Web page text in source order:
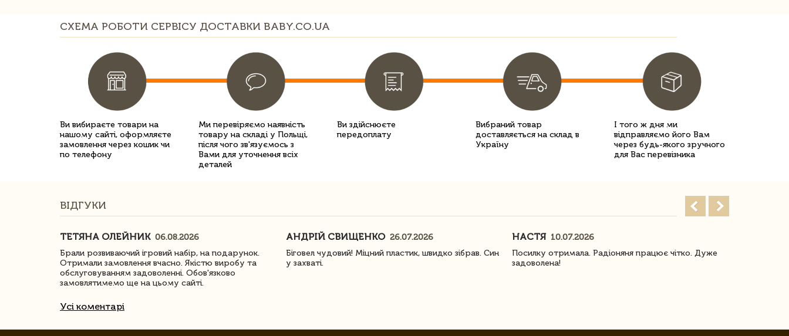
СХЕМА РОБОТИ СЕРВІСУ ДОСТАВКИ BABY.CO.UA
Ви вибираєте товари на
нашому сайті, оформляєте
замовлення через кошик чи
по телефону
Ми перевіряємо наявність
товару на складі у Польщі,
після чого зв'язуємось з
Вами для уточнення всіх
деталей
Ви здійснюєте
передоплату
Вибраний товар
доставляється на склад в
Україну
І того ж дня ми
відправляємо його Вам
через будь-якого зручного
для Вас перевізника
ВІДГУКИ
ТЕТЯНА ОЛЕЙНИК 06.08.2026
Брали розвиваючий ігровий набір, на подарунок.
Отримали замовлення вчасно. Якістю виробу та
обслуговуванням задоволенні. Обов'язково
замовлятимемо ще на цьому сайті.
АНДРІЙ СВИЩЕНКО 26.07.2026
Біговел чудовий! Міцний пластик, швидко зібрав. Син
у захваті.
НАСТЯ 10.07.2026
Посилку отримала. Радіоняня працює чітко. Дуже
задоволена!
Усі коментарі